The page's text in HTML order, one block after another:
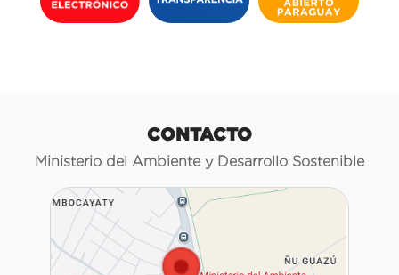
CONTACTO
Ministerio del Ambiente y Desarrollo Sostenible